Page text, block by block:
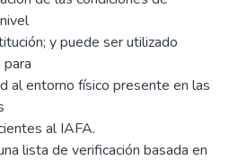
y puede ser utilizado
al entorno físico presente en las
al IAFA.
lista de verificación basada en